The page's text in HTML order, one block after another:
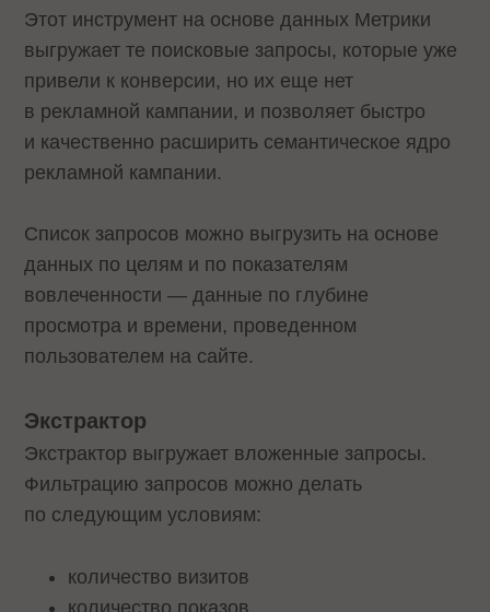
Этот инструмент на основе данных Метрики
выгружает те поисковые запросы, которые уже
привели к конверсии, но их еще нет
в рекламной кампании, и позволяет быстро
и качественно расширить семантическое ядро
рекламной кампании.
Список запросов можно выгрузить на основе
данных по целям и по показателям
вовлеченности — данные по глубине
просмотра и времени, проведенном
пользователем на сайте.
Экстрактор
Экстрактор выгружает вложенные запросы.
Фильтрацию запросов можно делать
по следующим условиям:
количество визитов